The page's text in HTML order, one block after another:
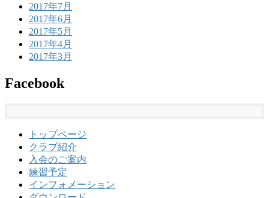
2017年7月
2017年6月
2017年5月
2017年4月
2017年3月
Facebook
トップページ
クラブ紹介
入会のご案内
練習予定
インフォメーション